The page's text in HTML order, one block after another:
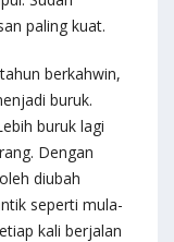
paling kuat.
berkahwin,
buruk.
buruk lagi
Dengan
diubah
seperti mula-
kali berjalan